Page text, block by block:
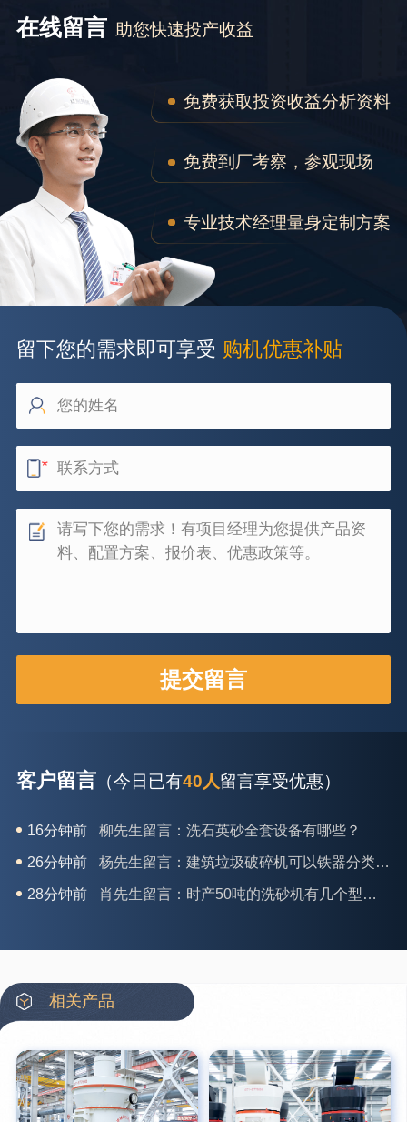
在线留言 助您快速投产收益
免费获取投资收益分析资料
免费到厂考察，参观现场
专业技术经理量身定制方案
留下您的需求即可享受 购机优惠补贴
客户留言（今日已有40人留言享受优惠）
26分钟前 杨先生留言：建筑垃圾破碎机可以铁器分类吗？
28分钟前 肖先生留言：时产50吨的洗砂机有几个型号？
31分钟前 马女士留言：我想咨询一条生产线，你们能做吗？
42分钟前 蒋先生留言：硬岩颚式破碎机带不带电机？
6分钟前 姚女士留言：这款破碎机一小时产能多大？是用电的还是燃油的？
12分钟前 宋先生留言：50吨左右的制砂机大概什么价位？
相关产品